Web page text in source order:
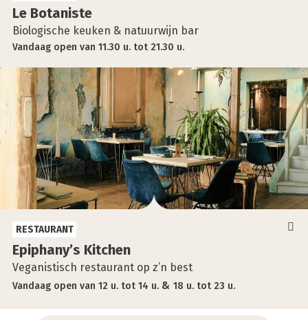
Le Bota­nis­te
Biologische keuken & natuurwijn bar
Vandaag open van 11.30 u. tot 21.30 u.
Epiphany’s Kit­chen
Veganistisch restaurant op z’n best
RESTAURANT
Vandaag open van 12 u. tot 14 u. 18 u. tot23 u.